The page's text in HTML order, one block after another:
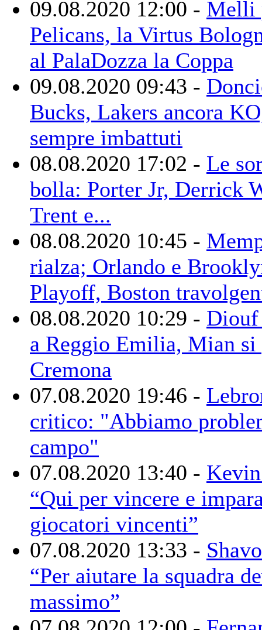
09.08.2020 12:00 - Melli
Pelicans, la Virtus
al PalaDozza la Coppa
09.08.2020 09:43 -
Bucks, Lakers ancora
sempre imbattuti
08.08.2020 17:02 - Le
bolla: Porter Jr, Derrick
Trent e...
08.08.2020 10:45 -
rialza; Orlando e
Playoff, Boston
08.08.2020 10:29 - Diouf
a Reggio Emilia, Mian si
Cremona
07.08.2020 19:46 -
critico: "Abbiamo
campo"
07.08.2020 13:40 -
“Qui per vincere e
giocatori vincenti”
07.08.2020 13:33 -
“Per aiutare la squadra
massimo”